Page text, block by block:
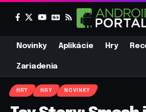
Novinky Aplikácie Hry
Zariadenia
HRY HRY NOVINKY